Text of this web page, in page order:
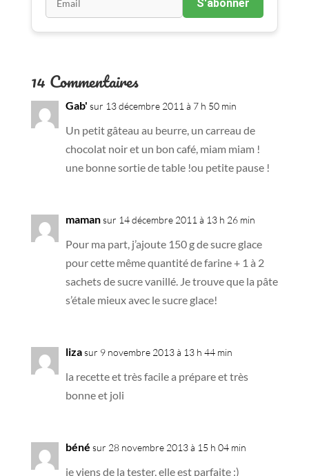
S'abonner
14 Commentaires
Gab' sur 13 décembre 2011 à 7 h 50 min
Un petit gâteau au beurre, un carreau de
chocolat noir et un bon café, miam miam !
une bonne sortie de table !ou petite pause !
mamansur 14 décembre 2011 à 13 h 26 min
Pour ma part, j’ajoute 150 g de sucre glace
pour cette même quantité de farine + 1 à 2
sachets de sucre vanillé. Je trouve que la pâte
s’étale mieux avec le sucre glace!
lizasur 9 novembre 2013 à 13 h 44 min
la recette et très facile a prépare et très
bonne et joli
béné sur 28 novembre 2013 à 15 h 04 min
je viens de la tester, elle est parfaite :)